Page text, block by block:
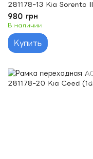
281178-13 Kia Sorento II
2006-
980 грн
В наличии
Купить